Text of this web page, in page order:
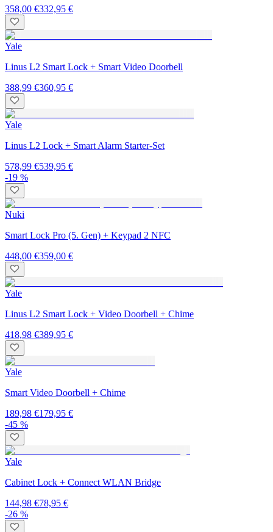
358,00 €332,95 €
Yale
Linus L2 Smart Lock + Smart Video Doorbell
388,99 €360,95 €
Yale
Linus L2 Lock + Smart Alarm Starter-Set
578,99 €539,95 €
-19 %
Nuki
Smart Lock Pro (5. Gen) + Keypad 2 NFC
448,00 €359,00 €
Yale
Linus L2 Smart Lock + Video Doorbell + Chime
418,98 €389,95 €
Yale
Smart Video Doorbell + Chime
189,98 €179,95 €
-45 %
Yale
Cabinet Lock + Connect WLAN Bridge
144,98 €78,95 €
-26 %